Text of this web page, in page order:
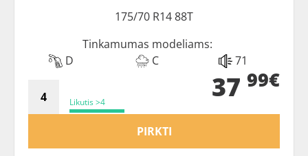
175/70 R14 88T
Tinkamumas modeliams:
D
C 71
Likutis >4 37 99€
PIRKTI